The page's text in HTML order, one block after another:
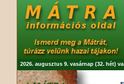
2026. augusztus 9. vasárnap (32. hét)